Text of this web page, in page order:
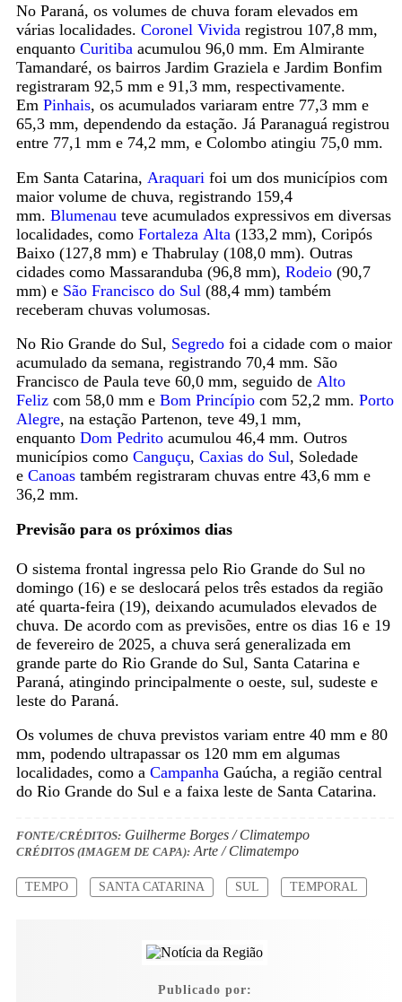
No Paraná, os volumes de chuva foram elevados em
várias localidades. Coronel Vivida registrou 107,8 mm,
enquanto Curitiba acumulou 96,0 mm. Em Almirante
Tamandaré, os bairros Jardim Graziela e Jardim Bonfim
registraram 92,5 mm e 91,3 mm, respectivamente.
Em Pinhais, os acumulados variaram entre 77,3 mm e
65,3 mm, dependendo da estação. Já Paranaguá registrou
entre 77,1 mm e 74,2 mm, e Colombo atingiu 75,0 mm.
Em Santa Catarina, Araquari foi um dos municípios com
maior volume de chuva, registrando 159,4
mm. Blumenau teve acumulados expressivos em diversas
localidades, como Fortaleza Alta (133,2 mm), Coripós
Baixo (127,8 mm) e Thabrulay (108,0 mm). Outras
cidades como Massaranduba (96,8 mm), Rodeio(90,7
mm) e São Francisco do Sul (88,4 mm) também
receberam chuvas volumosas.
No Rio Grande do Sul, Segredofoi a cidade com o maior
acumulado da semana, registrando 70,4 mm. São
Francisco de Paula teve 60,0 mm, seguido de Alto
Felizcom 58,0 mm e Bom Princípiocom 52,2 mm. Porto
Alegre, na estação Partenon, teve 49,1 mm,
enquanto Dom Pedritoacumulou 46,4 mm. Outros
municípios como Canguçu, Caxias do Sul, Soledade
e Canoastambém registraram chuvas entre 43,6 mm e
36,2 mm.
Previsão para os próximos dias
O sistema frontal ingressa pelo Rio Grande do Sul no
domingo (16) e se deslocará pelos três estados da região
até quarta-feira (19), deixando acumulados elevados de
chuva. De acordo com as previsões, entre os dias 16 e 19
de fevereiro de 2025, a chuva será generalizada em
grande parte do Rio Grande do Sul, Santa Catarina e
Paraná, atingindo principalmente o oeste, sul, sudeste e
leste do Paraná.
Os volumes de chuva previstos variam entre 40 mm e 80
mm, podendo ultrapassar os 120 mm em algumas
localidades, como a CampanhaGaúcha, a região central
do Rio Grande do Sul e a faixa leste de Santa Catarina.
FONTE/CRÉDITOS:Guilherme Borges / Climatempo
CRÉDITOS (IMAGEM DE CAPA):Arte / Climatempo
TEMPO SANTA CATARINA SUL TEMPORAL
Publicado por: